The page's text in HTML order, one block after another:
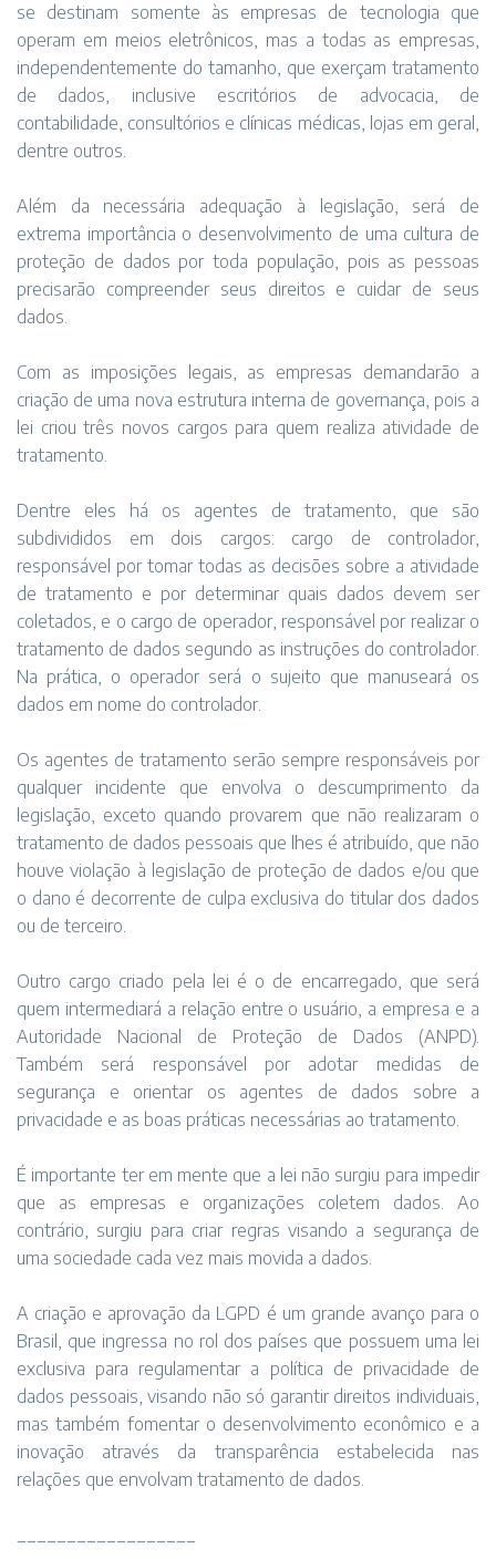
se destinam somente às empresas de tecnologia que
operam em meios eletrônicos, mas a todas as empresas,
independentemente do tamanho, que exerçam tratamento
de dados, inclusive escritórios de advocacia, de
contabilidade, consultórios e clínicas médicas, lojas em geral,
dentre outros.
Além da necessária adequação à legislação, será de
extrema importância o desenvolvimento de uma cultura de
proteção de dados por toda população, pois as pessoas
precisarão compreender seus direitos e cuidar de seus
dados.
Com as imposições legais, as empresas demandarão a
criação de uma nova estrutura interna de governança, pois a
lei criou três novos cargos para quem realiza atividade de
tratamento.
Dentre eles há os agentes de tratamento, que são
subdivididos em dois cargos: cargo de controlador,
responsável por tomar todas as decisões sobre a atividade
de tratamento e por determinar quais dados devem ser
coletados, e o cargo de operador, responsável por realizar o
tratamento de dados segundo as instruções do controlador.
Na prática, o operador será o sujeito que manuseará os
dados em nome do controlador.
Os agentes de tratamento serão sempre responsáveis por
qualquer incidente que envolva o descumprimento da
legislação, exceto quando provarem que não realizaram o
tratamento de dados pessoais que lhes é atribuído, que não
houve violação à legislação de proteção de dados e/ou que
o dano é decorrente de culpa exclusiva do titular dos dados
ou de terceiro.
Outro cargo criado pela lei é o de encarregado, que será
quem intermediará a relação entre o usuário, a empresa e a
Autoridade Nacional de Proteção de Dados (ANPD).
Também será responsável por adotar medidas de
segurança e orientar os agentes de dados sobre a
privacidade e as boas práticas necessárias ao tratamento.
É importante ter em mente que a lei não surgiu para impedir
que as empresas e organizações coletem dados. Ao
contrário, surgiu para criar regras visando a segurança de
uma sociedade cada vez mais movida a dados.
A criação e aprovação da LGPD é um grande avanço para o
Brasil, que ingressa no rol dos países que possuem uma lei
exclusiva para regulamentar a política de privacidade de
dados pessoais, visando não só garantir direitos individuais,
mas também fomentar o desenvolvimento econômico e a
inovação através da transparência estabelecida nas
relações que envolvam tratamento de dados.